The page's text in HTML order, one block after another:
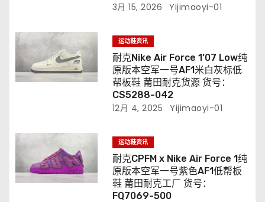
3月 15, 2026 Yijimaoyi-01
运动鞋资讯
耐克Nike Air Force 1’07 Low纯
原版本空军一号AF1米白灰标低
帮板鞋 莆田耐克货源 货号：
CS5288-042
12月 4, 2025 Yijimaoyi-01
运动鞋资讯
耐克CPFM x Nike Air Force 1纯
原版本空军一号紫色AF1低帮板
鞋 莆田耐克工厂 货号：
FQ7069-500